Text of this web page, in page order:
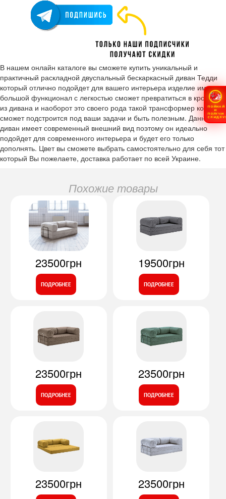
В нашем онлайн каталоге вы сможете купить уникальный и
практичный раскладной двуспальный бескаркасный диван Тедди
который отлично подойдет для вашего интерьера изделие имеет
большой функционал с легкостью сможет превратиться в кровать
из дивана и наоборот это своего рода такой трансформер который
сможет подстроится под ваши задачи и быть полезным. Данный
диван имеет современный внешний вид поэтому он идеально
подойдет для современного интерьера и будет его только
дополнять. Цвет вы сможете выбрать самостоятельно для себя тот
который Вы пожелаете, доставка работает по всей Украине.
Похожие товары
23500грн
ПОДРОБНЕЕ
19500грн
ПОДРОБНЕЕ
23500грн
ПОДРОБНЕЕ
23500грн
ПОДРОБНЕЕ
23500грн 23500грн
ПОЙМАЙ
И
ПОЛУЧИ
СКИДКУ!